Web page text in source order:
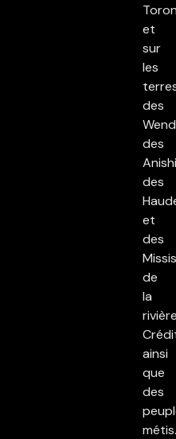
et
sur
les
des
des
des
et
des
de
la
ainsi
que
des
métis.